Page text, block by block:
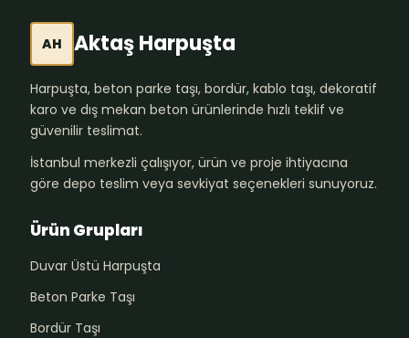
AH Aktaş Harpuşta
Harpuşta, beton parke taşı, bordür, kablo taşı, dekoratif
karo ve dış mekan beton ürünlerinde hızlı teklif ve
güvenilir teslimat.
İstanbul merkezli çalışıyor, ürün ve proje ihtiyacına
göre depo teslim veya sevkiyat seçenekleri sunuyoruz.
Ürün Grupları
Duvar Üstü Harpuşta
Beton Parke Taşı
Bordür Taşı